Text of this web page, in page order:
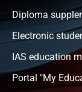
Diploma
Electronic
IAS education
Portal "My